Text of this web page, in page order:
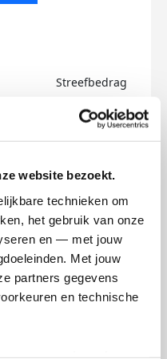
website bezoekt.
technieken om
het gebruik van onze
en — met jouw
Met jouw
partners gegevens
en technische
Streefbedrag